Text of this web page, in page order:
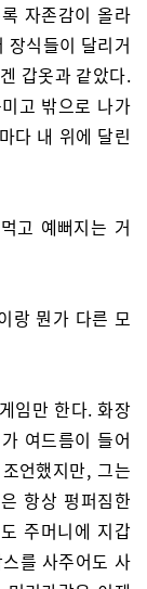
자존감이 올라
장식들이 달리거
갑옷과 같았다.
고 밖으로 나가
다 내 위에 달린
고 예뻐지는 거
랑 뭔가 다른 모
임만 한다. 화장
여드름이 들어
언했지만, 그는
항상 펑퍼짐한
주머니에 지갑
를 사주어도 사